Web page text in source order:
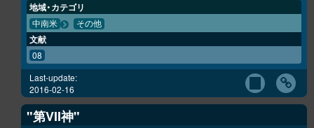
地域・カテゴリ
中南米 その他
文献
08
Last-update:
2016-02-16
"第VII神"